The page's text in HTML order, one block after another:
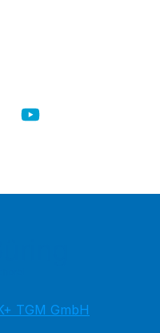
TGM GmbH